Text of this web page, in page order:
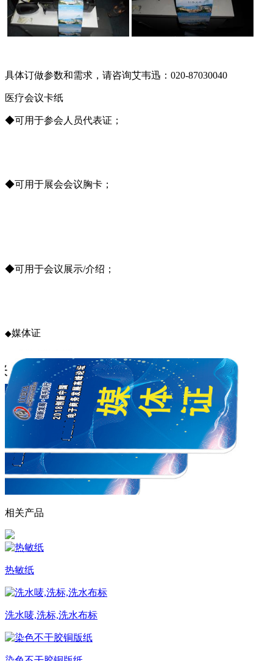
具体订做参数和需求，请咨询艾韦迅：020-87030040
医疗会议卡纸
◆可用于参会人员代表证；
◆可用于展会会议胸卡；
◆可用于会议展示/介绍；
◆媒体证
相关产品
热敏纸
洗水唛,洗标,洗水布标